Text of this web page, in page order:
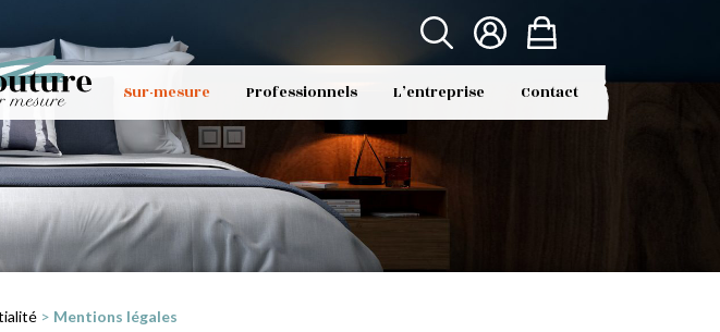
Sur-mesure Professionnels L’entreprise Contact
> Mentions légales